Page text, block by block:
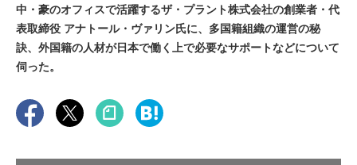
中・豪のオフィスで活躍するザ・プラント株式会社の創業者・代
表取締役 アナトール・ヴァリン氏に、多国籍組織の運営の秘
訣、外国籍の人材が日本で働く上で必要なサポートなどについて
伺った。